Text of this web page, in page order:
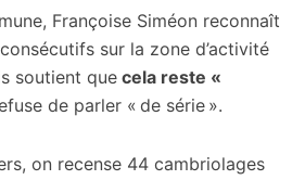
Françoise Siméon reconnaît
sur la zone d’activité
soutient que cela reste «
de parler « de série ».
on recense 44 cambriolages